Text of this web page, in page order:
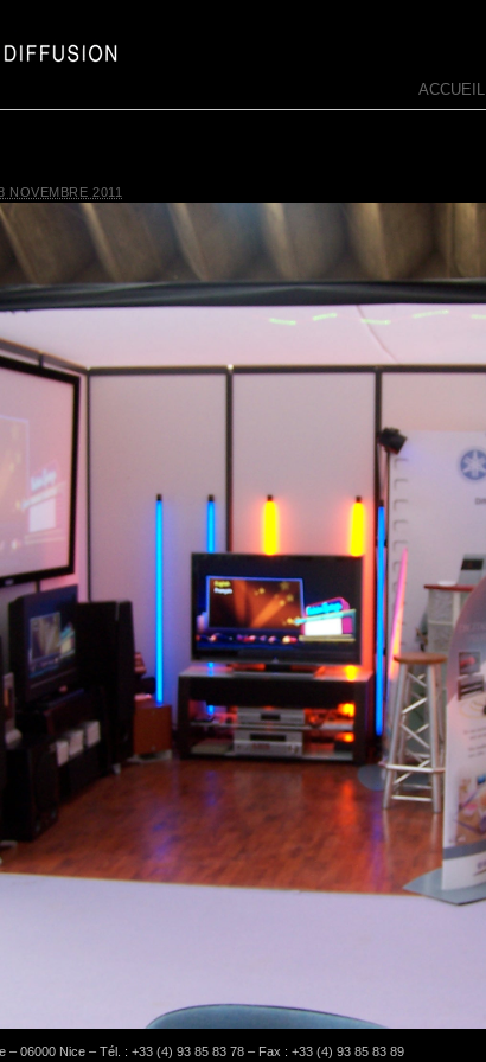
ACCUEIL
NOVEMBRE 2011
– 06000 Nice – Tél. : +33 (4) 93 85 83 78 – Fax : +33 (4) 93 85 83 89